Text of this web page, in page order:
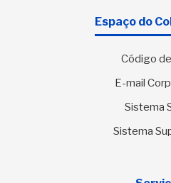
Espaço do
Código
E-mail
Sistema
Sistema